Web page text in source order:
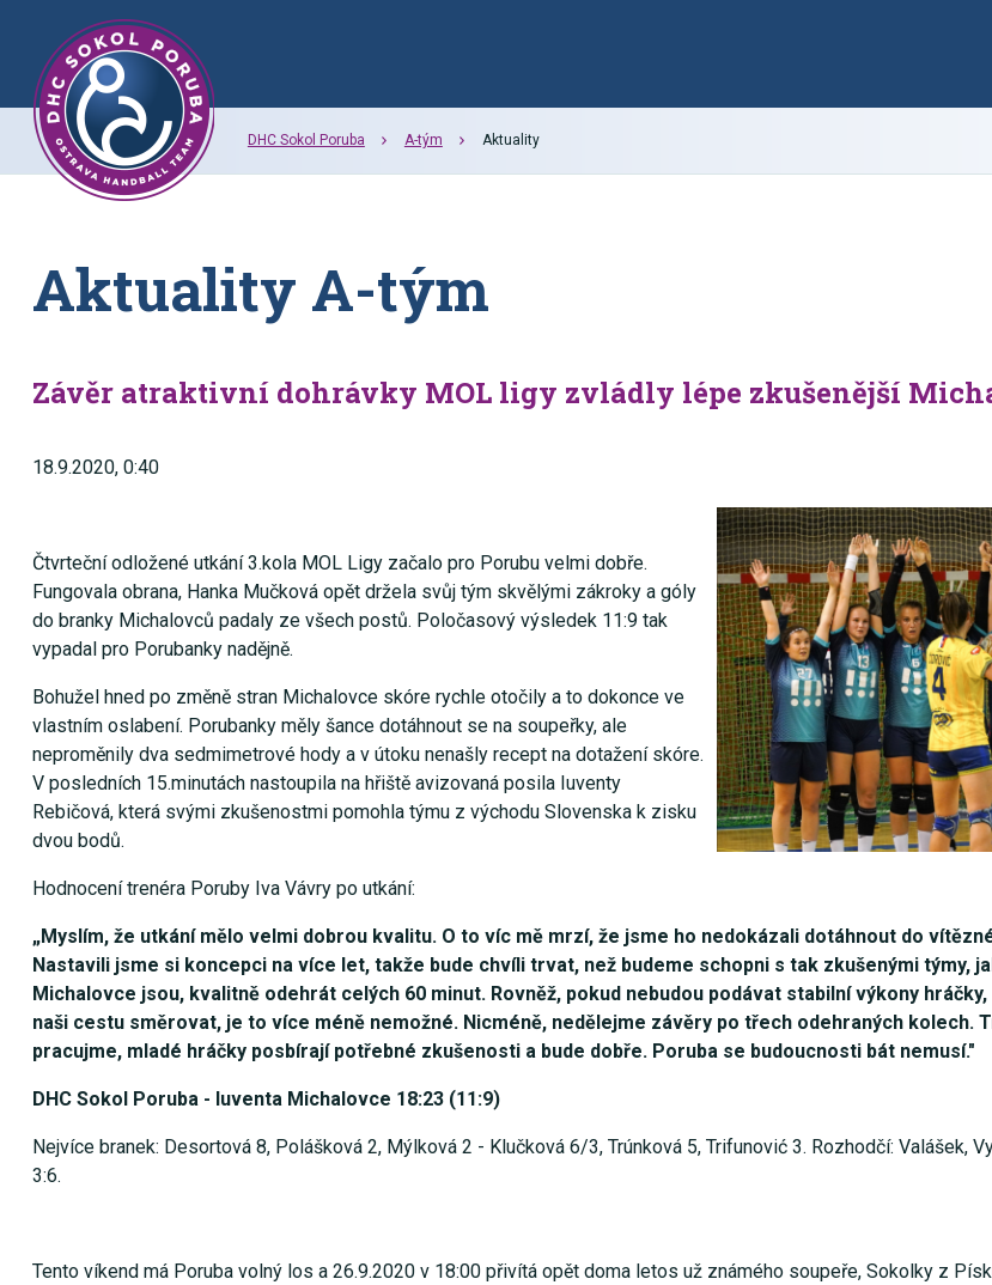
DHC Sokol Poruba A-tým Aktuality
Aktuality A-tým
Závěr atraktivní dohrávky MOL ligy zvládly lépe zkušenější
18.9.2020, 0:40
Čtvrteční odložené utkání 3.kola MOL Ligy začalo pro Porubu velmi dobře.
Fungovala obrana, Hanka Mučková opět držela svůj tým skvělými zákroky a góly
do branky Michalovců padaly ze všech postů. Poločasový výsledek 11:9 tak
vypadal pro Porubanky nadějně.
Bohužel hned po změně stran Michalovce skóre rychle otočily a to dokonce ve
vlastním oslabení. Porubanky měly šance dotáhnout se na soupeřky, ale
neproměnily dva sedmimetrové hody a v útoku nenašly recept na dotažení skóre.
V posledních 15.minutách nastoupila na hřiště avizovaná posila Iuventy
Rebičová, která svými zkušenostmi pomohla týmu z východu Slovenska k zisku
dvou bodů.
Hodnocení trenéra Poruby Iva Vávry po utkání:
„Myslím, že utkání mělo velmi dobrou kvalitu. O to víc mě mrzí, že jsme ho nedokázali dotáhnout do
Nastavili jsme si koncepci na více let, takže bude chvíli trvat, než budeme schopni s tak zkušenými týmy,
Michalovce jsou, kvalitně odehrát celých 60 minut. Rovněž, pokud nebudou podávat stabilní výkony
naši cestu směrovat, je to více méně nemožné. Nicméně, nedělejme závěry po třech odehraných kolech.
pracujme, mladé hráčky posbírají potřebné zkušenosti a bude dobře. Poruba se budoucnosti bát nemusí."
DHC Sokol Poruba - Iuventa Michalovce 18:23 (11:9)
Nejvíce branek: Desortová 8, Polášková 2, Mýlková 2 - Klučková 6/3, Trúnková 5, Trifunović 3. Rozhodčí: Valášek,
3:6.
Tento víkend má Poruba volný los a 26.9.2020 v 18:00 přivítá opět doma letos už známého soupeře, Sokolky z